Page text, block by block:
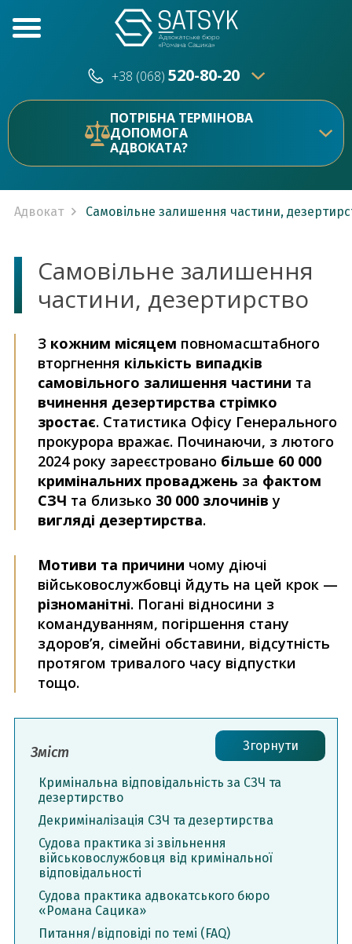
+38 (068) 520-80-20
520-80-20
ПОТРІБНА ТЕРМІНОВА
ДОПОМОГА
АДВОКАТА?
Адвокат Самовільне залишення частини,
Самовільне залишення
частини, дезертирство
З кожним місяцем повномасштабного
вторгнення кількість випадків
самовільного залишення частини та
вчинення дезертирства стрімко
зростає. Статистика Офісу Генерального
прокурора вражає. Починаючи, з лютого
2024 року зареєстровано більше 60 000
кримінальних проваджень за фактом
СЗЧ та близько 30 000 злочинів у
вигляді дезертирства.
Мотиви та причини чому діючі
військовослужбовці йдуть на цей крок —
різноманітні. Погані відносини з
командуванням, погіршення стану
здоров’я, сімейні обставини, відсутність
протягом тривалого часу відпустки
тощо.
Зміст Згорнути
Кримінальна відповідальність за СЗЧ та
дезертирство
Декриміналізація СЗЧ та дезертирства
Судова практика зі звільнення
військовослужбовця від кримінальної
відповідальності
Судова практика адвокатського бюро
«Романа Сацика»
Питання/відповіді по темі (FAQ)